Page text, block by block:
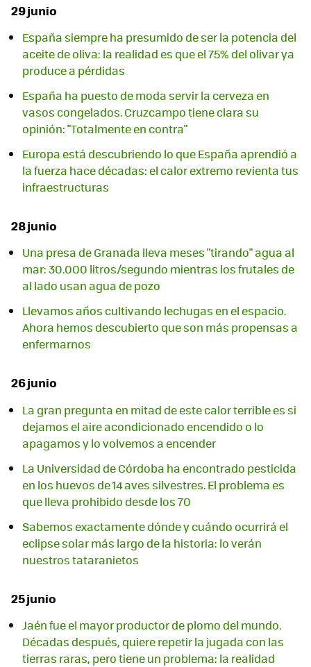
29 junio
España siempre ha presumido de ser la potencia del
aceite de oliva: la realidad es que el 75% del olivar ya
produce a pérdidas
España ha puesto de moda servir la cerveza en
vasos congelados. Cruzcampo tiene clara su
opinión: "Totalmente en contra"
Europa está descubriendo lo que España aprendió a
la fuerza hace décadas: el calor extremo revienta tus
infraestructuras
28 junio
Una presa de Granada lleva meses "tirando" agua al
mar: 30.000 litros/segundo mientras los frutales de
al lado usan agua de pozo
Llevamos años cultivando lechugas en el espacio.
Ahora hemos descubierto que son más propensas a
enfermarnos
26 junio
La gran pregunta en mitad de este calor terrible es si
dejamos el aire acondicionado encendido o lo
apagamos y lo volvemos a encender
La Universidad de Córdoba ha encontrado pesticida
en los huevos de 14 aves silvestres. El problema es
que lleva prohibido desde los 70
Sabemos exactamente dónde y cuándo ocurrirá el
eclipse solar más largo de la historia: lo verán
nuestros tataranietos
25 junio
Jaén fue el mayor productor de plomo del mundo.
Décadas después, quiere repetir la jugada con las
tierras raras, pero tiene un problema: la realidad